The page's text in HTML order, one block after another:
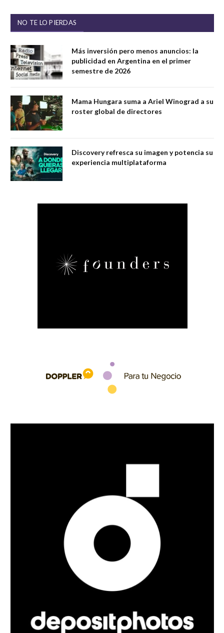
NO TE LO PIERDAS
Más inversión pero menos anuncios: la
publicidad en Argentina en el primer
semestre de 2026
Mama Hungara suma a Ariel Winograd a su
roster global de directores
Discovery refresca su imagen y potencia su
experiencia multiplataforma